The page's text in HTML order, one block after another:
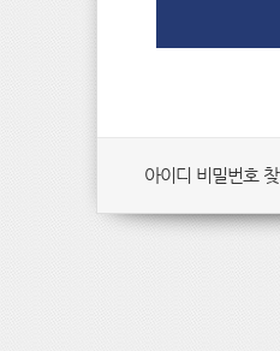
아이디 비밀번호